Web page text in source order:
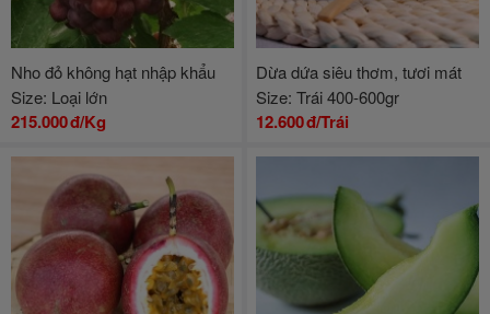
Nho đỏ không hạt nhập khẩu
Size: Loại lớn
215.000đ/Kg
Dừa dứa siêu thơm, tươi mát
Size: Trái 400-600gr
12.600đ/Trái